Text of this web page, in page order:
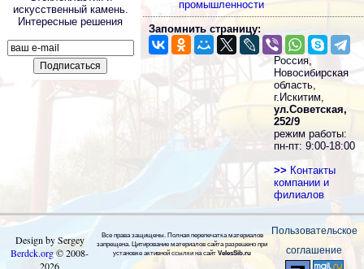
искусственный камень.
Интересные решения
промышленности
Запомнить страницу:
Россия,
Новосибирская
область,
г.Искитим,
ул.Советская,
252/9
режим работы:
пн-пт: 9:00-18:00
>> Контакты
компании и
филиалов
Design by Sergey
Berdck.org©2008-
2026
Все права защищены. Полная перепечатка материалов
запрещена. Цитирование материалов сайта разрешено при
установке активной ссылки на сайт VelesSib.ru
Пользовательское
соглашение